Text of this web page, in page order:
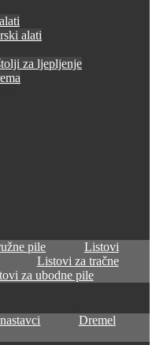
alati
za ljepljenje
pile
Listovi
Listovi za tračne
za ubodne pile
Dremel